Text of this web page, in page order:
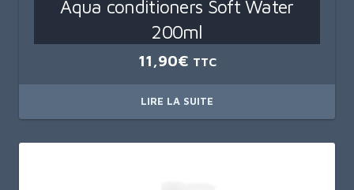
Aqua conditioners Soft Water
200ml
11,90€ TTC
LIRE LA SUITE